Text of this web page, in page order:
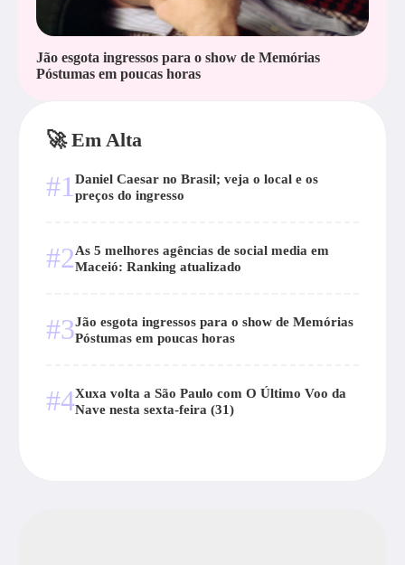
Jão esgota ingressos para o show de Memórias
Póstumas em poucas horas
🚀 Em Alta
#1 Daniel Caesar no Brasil; veja o local e os
preços do ingresso
#2As 5 melhores agências de social media em
Maceió: Ranking atualizado
#3Jão esgota ingressos para o show de Memórias
Póstumas em poucas horas
#4Xuxa volta a São Paulo com O Último Voo da
Nave nesta sexta-feira (31)